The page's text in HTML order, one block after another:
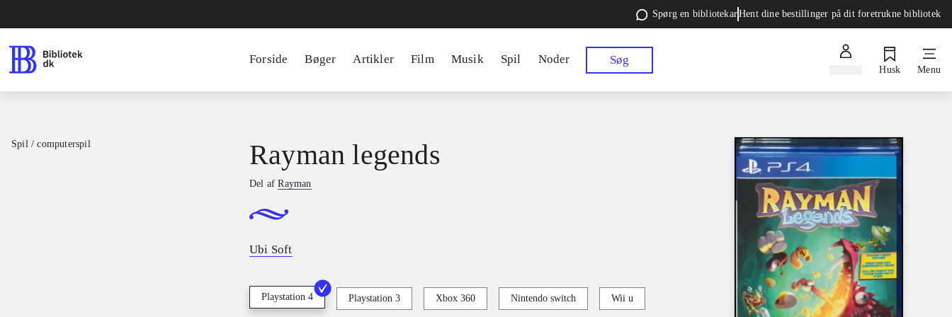
Spørg en bibliotekarHent dine bestillinger på dit foretrukne bibliotek
Forside Bøger Artikler Film Musik Spil Noder Søg
Husk Menu
Spil / computerspil Rayman legends
Del afRayman
Ubi Soft
Playstation 4 Playstation 3 Xbox 360 Nintendo switch Wii u